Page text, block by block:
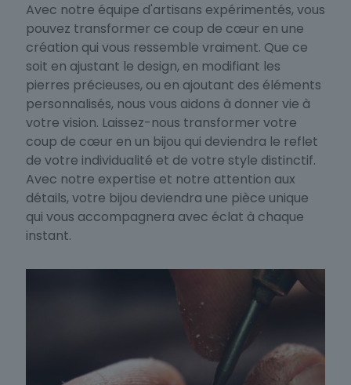
Avec notre équipe d'artisans expérimentés, vous
pouvez transformer ce coup de cœur en une
création qui vous ressemble vraiment. Que ce
soit en ajustant le design, en modifiant les
pierres précieuses, ou en ajoutant des éléments
personnalisés, nous vous aidons à donner vie à
votre vision. Laissez-nous transformer votre
coup de cœur en un bijou qui deviendra le reflet
de votre individualité et de votre style distinctif.
Avec notre expertise et notre attention aux
détails, votre bijou deviendra une pièce unique
qui vous accompagnera avec éclat à chaque
instant.